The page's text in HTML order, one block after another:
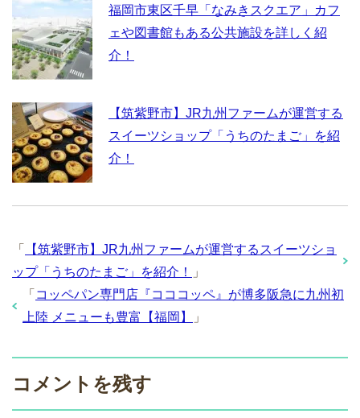
福岡市東区千早「なみきスクエア」カフ
ェや図書館もある公共施設を詳しく紹
介！
【筑紫野市】JR九州ファームが運営する
スイーツショップ「うちのたまご」を紹
介！
「
【筑紫野市】JR九州ファームが運営するスイーツショ
ップ「うちのたまご」を紹介！
」
「 コッペパン専門店『コココッペ』が博多阪急に九州初
上陸 メニューも豊富【福岡】
」
コメントを残す